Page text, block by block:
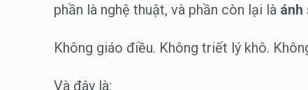
phần là nghệ thuật, và phần còn lại là
Không giáo điều. Không triết lý khô.
Và đây là: